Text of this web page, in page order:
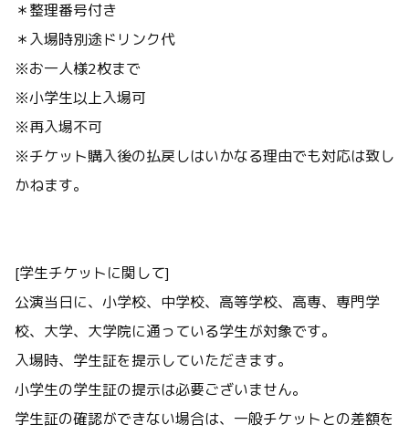
＊整理番号付き
＊入場時別途ドリンク代
※お一人様2枚まで
※小学生以上入場可
※再入場不可
※チケット購入後の払戻しはいかなる理由でも対応は致し
かねます。
[学生チケットに関して]
公演当日に、小学校、中学校、高等学校、高専、専門学
校、大学、大学院に通っている学生が対象です。
入場時、学生証を提示していただきます。
小学生の学生証の提示は必要ございません。
学生証の確認ができない場合は、一般チケットとの差額を